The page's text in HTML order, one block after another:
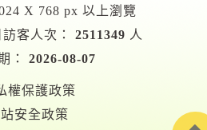
X 768 px 以上瀏覽
客人次：
2511349 人
：
2026-08-07
權保護政策
安全政策